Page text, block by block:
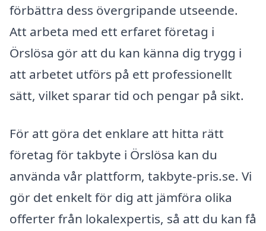
förbättra dess övergripande utseende.
Att arbeta med ett erfaret företag i
Örslösa gör att du kan känna dig trygg i
att arbetet utförs på ett professionellt
sätt, vilket sparar tid och pengar på sikt.
För att göra det enklare att hitta rätt
företag för takbyte i Örslösa kan du
använda vår plattform, takbyte-pris.se. Vi
gör det enkelt för dig att jämföra olika
offerter från lokalexpertis, så att du kan få